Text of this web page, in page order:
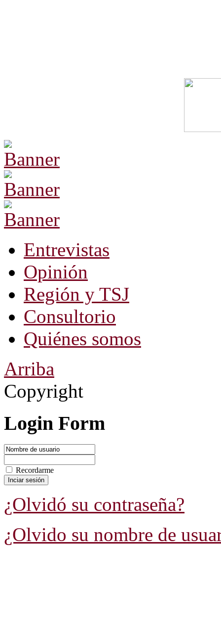
Entrevistas
Opinión
Región y TSJ
Consultorio
Quiénes somos
Arriba
Copyright
Login Form
Recordarme
¿Olvidó su contraseña?
¿Olvido su nombre de